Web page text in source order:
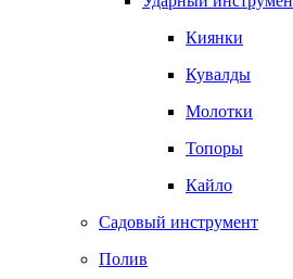
Киянки
Кувалды
Молотки
Топоры
Кайло
Садовый инструмент
Полив